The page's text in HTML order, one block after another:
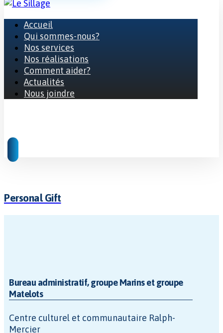
Accueil
Qui sommes-nous?
Nos services
Nos réalisations
Comment aider?
Actualités
Nous joindre
Personal Gift
Bureau administratif, groupe Marins et groupe
Matelots
Centre culturel et communautaire Ralph-
Mercier